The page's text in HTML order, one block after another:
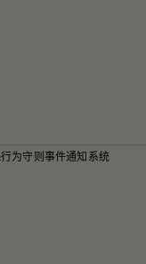
行为守则事件通知系统